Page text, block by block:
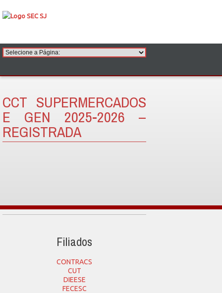
CCT SUPERMERCADOS
E GEN 2025-2026 –
REGISTRADA
Filiados
CONTRACS
CUT
DIEESE
FECESC